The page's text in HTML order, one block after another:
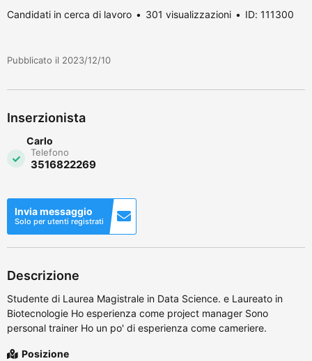
Candidati in cerca di lavoro 301 visualizzazioni ID: 111300
Pubblicato il 2023/12/10
Inserzionista
Carlo
Telefono
3516822269
Invia messaggio
Solo per utenti registrati
Descrizione
Studente di Laurea Magistrale in Data Science. e Laureato in
Biotecnologie Ho esperienza come project manager Sono
personal trainer Ho un po' di esperienza come cameriere.
Posizione